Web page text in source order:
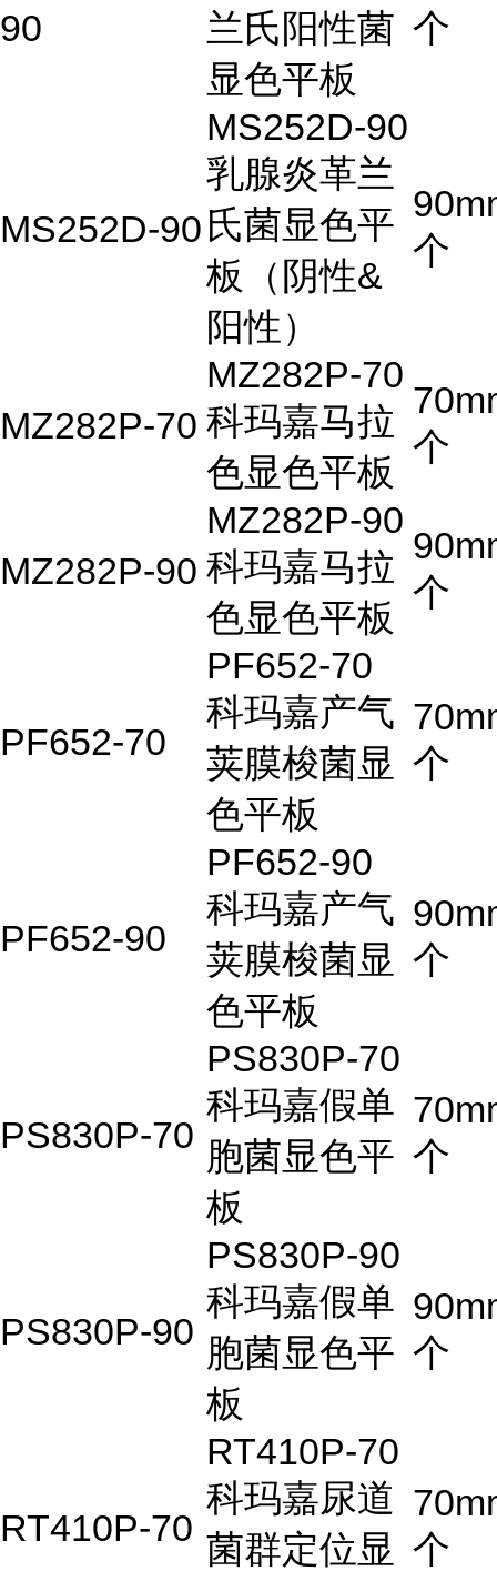
90
兰氏阳性菌
显色平板
个
MS252D-90
MS252D-90
乳腺炎革兰
氏菌显色平
板（阴性&
阳性）
个
MZ282P-70
MZ282P-70
科玛嘉马拉
色显色平板
个
MZ282P-90
MZ282P-90
科玛嘉马拉
色显色平板
个
PF652-70
PF652-70
科玛嘉产气
荚膜梭菌显
色平板
个
PF652-90
PF652-90
科玛嘉产气
荚膜梭菌显
色平板
个
PS830P-70
PS830P-70
科玛嘉假单
胞菌显色平
板
个
PS830P-90
PS830P-90
科玛嘉假单
胞菌显色平
板
个
RT410P-70
RT410P-70
科玛嘉尿道
菌群定位显 个